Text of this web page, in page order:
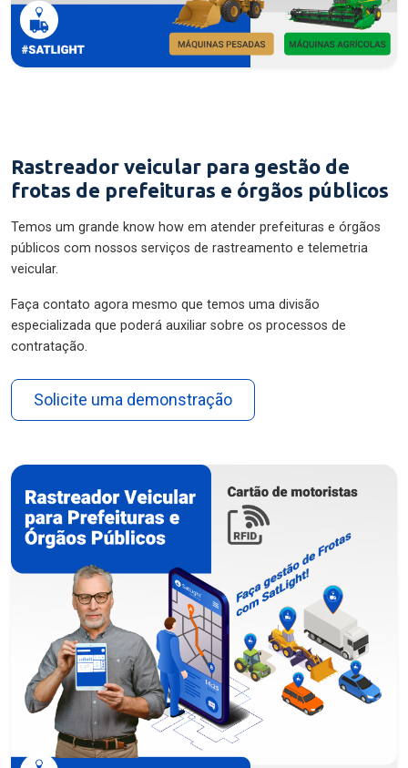
Rastreador veicular para gestão de
frotas de prefeituras e órgãos públicos
Temos um grande know how em atender prefeituras e órgãos
públicos com nossos serviços de rastreamento e telemetria
veicular.
Faça contato agora mesmo que temos uma divisão
especializada que poderá auxiliar sobre os processos de
contratação.
Solicite uma demonstração